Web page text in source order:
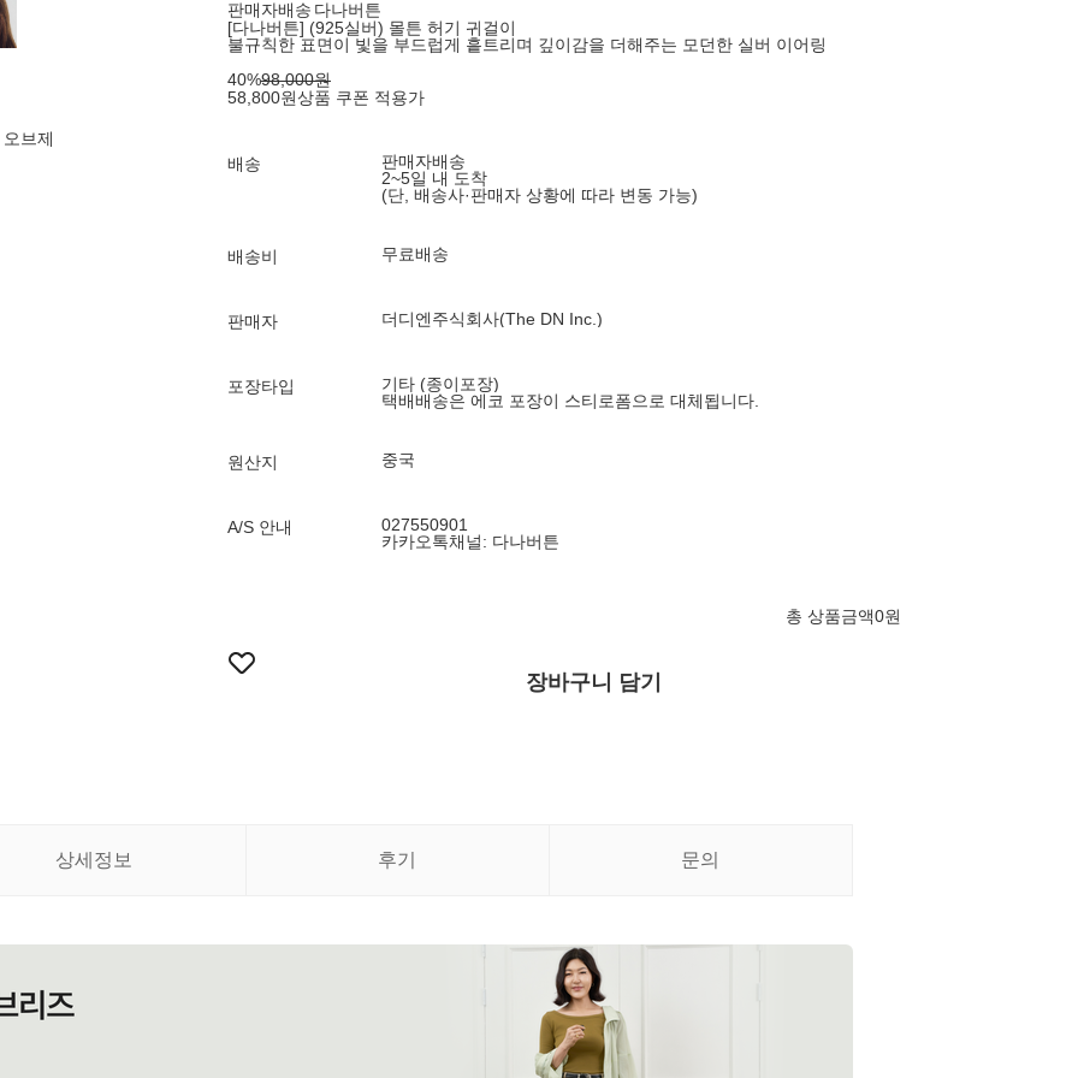
브제
판매자배송 다나버튼
[다나버튼] (925실버) 몰튼 허기 귀걸이
불규칙한 표면이 빛을 부드럽게 흩트리며 깊이감을 더해주는 모던한 실버 이어링
40%98,000원
58,800원상품 쿠폰 적용가
배송
판매자배송
2~5일 내 도착
(단, 배송사·판매자 상황에 따라 변동 가능)
배송비 무료배송
판매자 더디엔주식회사(The DN Inc.)
포장타입
기타 (종이포장)
택배배송은 에코 포장이 스티로폼으로 대체됩니다.
원산지 중국
A/S 안내
027550901
카카오톡채널: 다나버튼
총 상품금액0원
장바구니 담기
상세정보 후기 문의